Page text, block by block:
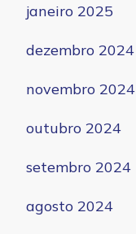
janeiro 2025
dezembro 2024
novembro 2024
outubro 2024
setembro 2024
agosto 2024